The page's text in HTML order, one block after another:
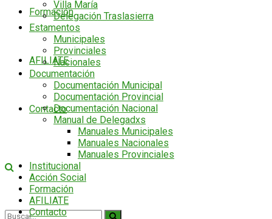
Formación
AFILIATE
Contacto
Villa María
Delegación Traslasierra
Estamentos
Municipales
Provinciales
Nacionales
Documentación
Documentación Municipal
Documentación Provincial
Documentación Nacional
Manual de Delegadxs
Manuales Municipales
Manuales Nacionales
Manuales Provinciales
Institucional
Acción Social
Formación
AFILIATE
Contacto